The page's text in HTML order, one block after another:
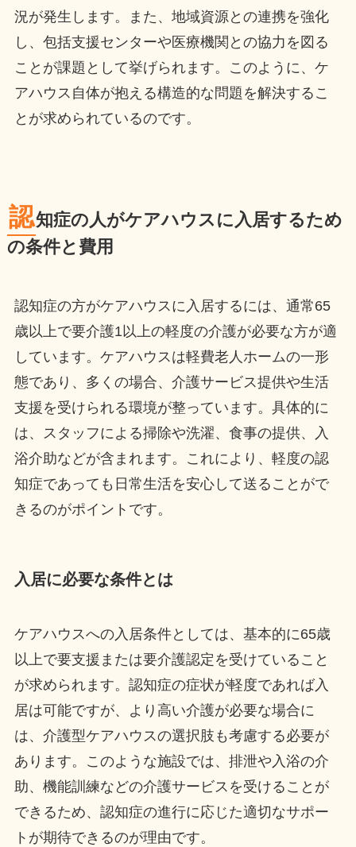
況が発生します。また、地域資源との連携を強化
し、包括支援センターや医療機関との協力を図る
ことが課題として挙げられます。このように、ケ
アハウス自体が抱える構造的な問題を解決するこ
とが求められているのです。
認知症の人がケアハウスに入居するため
の条件と費用
認知症の方がケアハウスに入居するには、通常65
歳以上で要介護1以上の軽度の介護が必要な方が適
しています。ケアハウスは軽費老人ホームの一形
態であり、多くの場合、介護サービス提供や生活
支援を受けられる環境が整っています。具体的に
は、スタッフによる掃除や洗濯、食事の提供、入
浴介助などが含まれます。これにより、軽度の認
知症であっても日常生活を安心して送ることがで
きるのがポイントです。
入居に必要な条件とは
ケアハウスへの入居条件としては、基本的に65歳
以上で要支援または要介護認定を受けていること
が求められます。認知症の症状が軽度であれば入
居は可能ですが、より高い介護が必要な場合に
は、介護型ケアハウスの選択肢も考慮する必要が
あります。このような施設では、排泄や入浴の介
助、機能訓練などの介護サービスを受けることが
できるため、認知症の進行に応じた適切なサポー
トが期待できるのが理由です。